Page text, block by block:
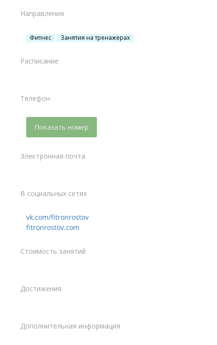
Направления
Фитнес Занятия на тренажерах
Расписание
Телефон
Показать номер
Электронная почта
В социальных сетях
vk.com/fitronrostov
fitronrostov.com
Стоимость занятий
Достижения
Дополнительная информация